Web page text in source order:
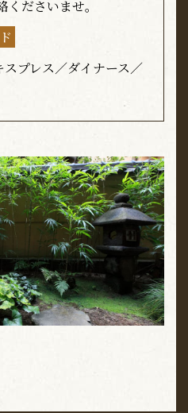
ださいませ。
プレス／ダイナース／